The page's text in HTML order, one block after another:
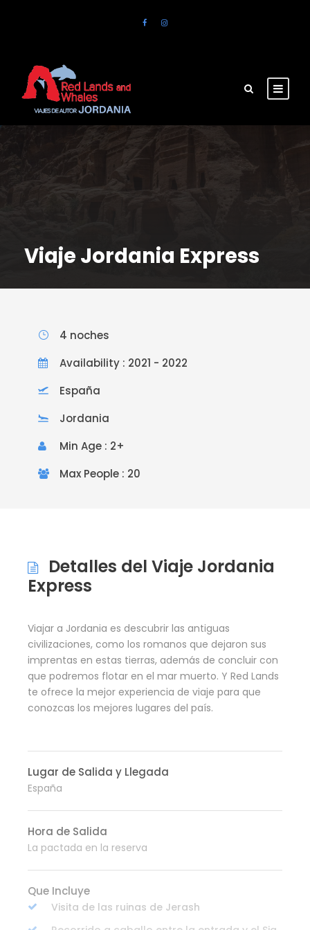
Viaje Jordania Express
4 noches
Availability : 2021 - 2022
España
Jordania
Min Age : 2+
Max People : 20
Detalles del Viaje Jordania
Express
Viajar a Jordania es descubrir las antiguas
civilizaciones, como los romanos que dejaron sus
imprentas en estas tierras, además de concluir con
que podremos flotar en el mar muerto. Y Red Lands
te ofrece la mejor experiencia de viaje para que
conozcas los mejores lugares del país.
Lugar de Salida y Llegada
España
Hora de Salida
La pactada en la reserva
Que Incluye
Visita de las ruinas de Jerash